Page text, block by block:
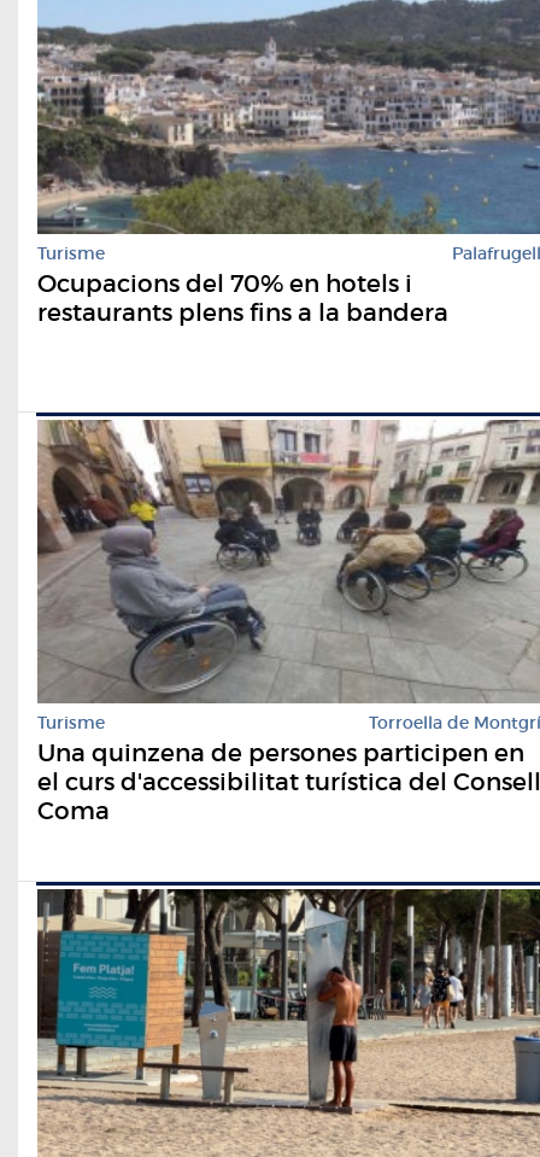
Turisme Palafrugell
Ocupacions del 70% en hotels i
restaurants plens fins a la bandera
Turisme Torroella de Montgrí
Una quinzena de persones participen en
el curs d'accessibilitat turística del Consell
Coma